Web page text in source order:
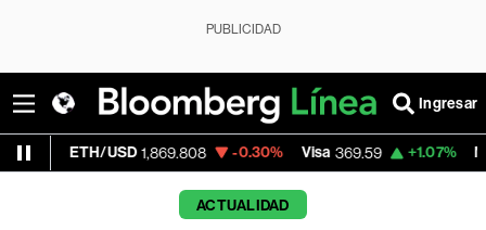
PUBLICIDAD
Ingresar
1,869.808 -0.30% Visa 369.59 +1.07% MercadoLibre
ACTUALIDAD